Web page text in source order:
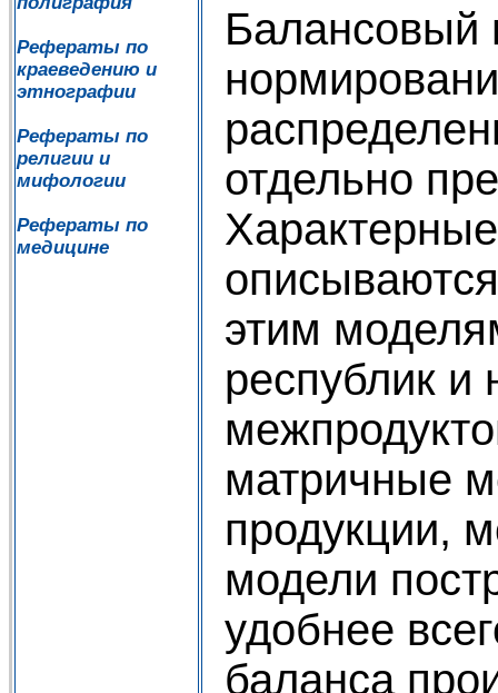
Рефераты по
краеведению и
этнографии
Рефераты по
религии и
мифологии
Рефераты по
медицине
Балансовый
отдельно
этим
республик и
матричные
продукции,
модели
удобнее
баланса